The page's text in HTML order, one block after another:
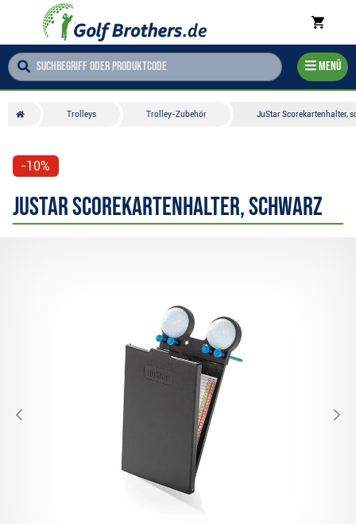
Menü
Trolleys Trolley-Zubehör JuStar Scorekartenhalter,
-10%
JuStar Scorekartenhalter, schwarz